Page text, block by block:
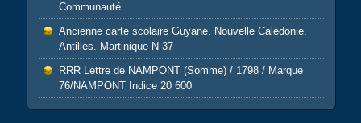
Communauté
Ancienne carte scolaire Guyane. Nouvelle Calédonie.
Antilles. Martinique N 37
RRR Lettre de NAMPONT (Somme) / 1798 / Marque
76/NAMPONT Indice 20 600